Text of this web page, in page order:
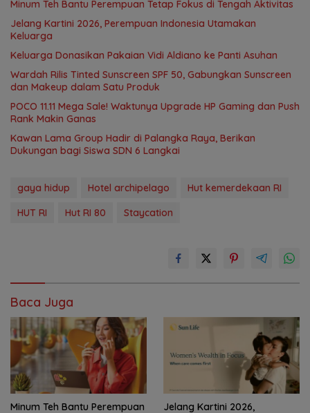
Minum Teh Bantu Perempuan Tetap Fokus di Tengah Aktivitas
Jelang Kartini 2026, Perempuan Indonesia Utamakan
Keluarga
Keluarga Donasikan Pakaian Vidi Aldiano ke Panti Asuhan
Wardah Rilis Tinted Sunscreen SPF 50, Gabungkan Sunscreen
dan Makeup dalam Satu Produk
POCO 11.11 Mega Sale! Waktunya Upgrade HP Gaming dan Push
Rank Makin Ganas
Kawan Lama Group Hadir di Palangka Raya, Berikan
Dukungan bagi Siswa SDN 6 Langkai
gaya hidup Hotel archipelago
Hut kemerdekaan RI
HUT RI
Hut RI 80 Staycation
Baca Juga
Minum Teh Bantu Perempuan
Jelang Kartini 2026,